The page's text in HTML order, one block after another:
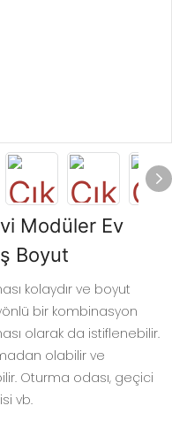
Modüler Ev
Boyut
kolaydır ve boyut
bir kombinasyon
olarak da istiflenebilir.
olabilir ve
Oturma odası, geçici
vb.